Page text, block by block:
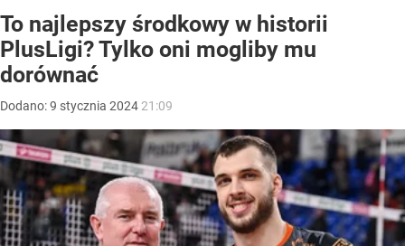
To najlepszy środkowy w historii
PlusLigi? Tylko oni mogliby mu
dorównać
Dodano:9 stycznia 2024 21:09